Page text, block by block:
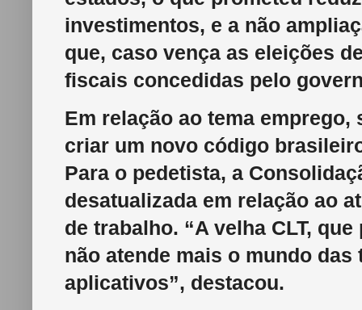
investimentos, e a não
que, caso vença as eleições
fiscais concedidas pelo
Em relação ao tema
criar um novo código
Para o pedetista, a
desatualizada em relação ao
de trabalho. “A velha CLT,
não atende mais o mundo
aplicativos”, destacou.